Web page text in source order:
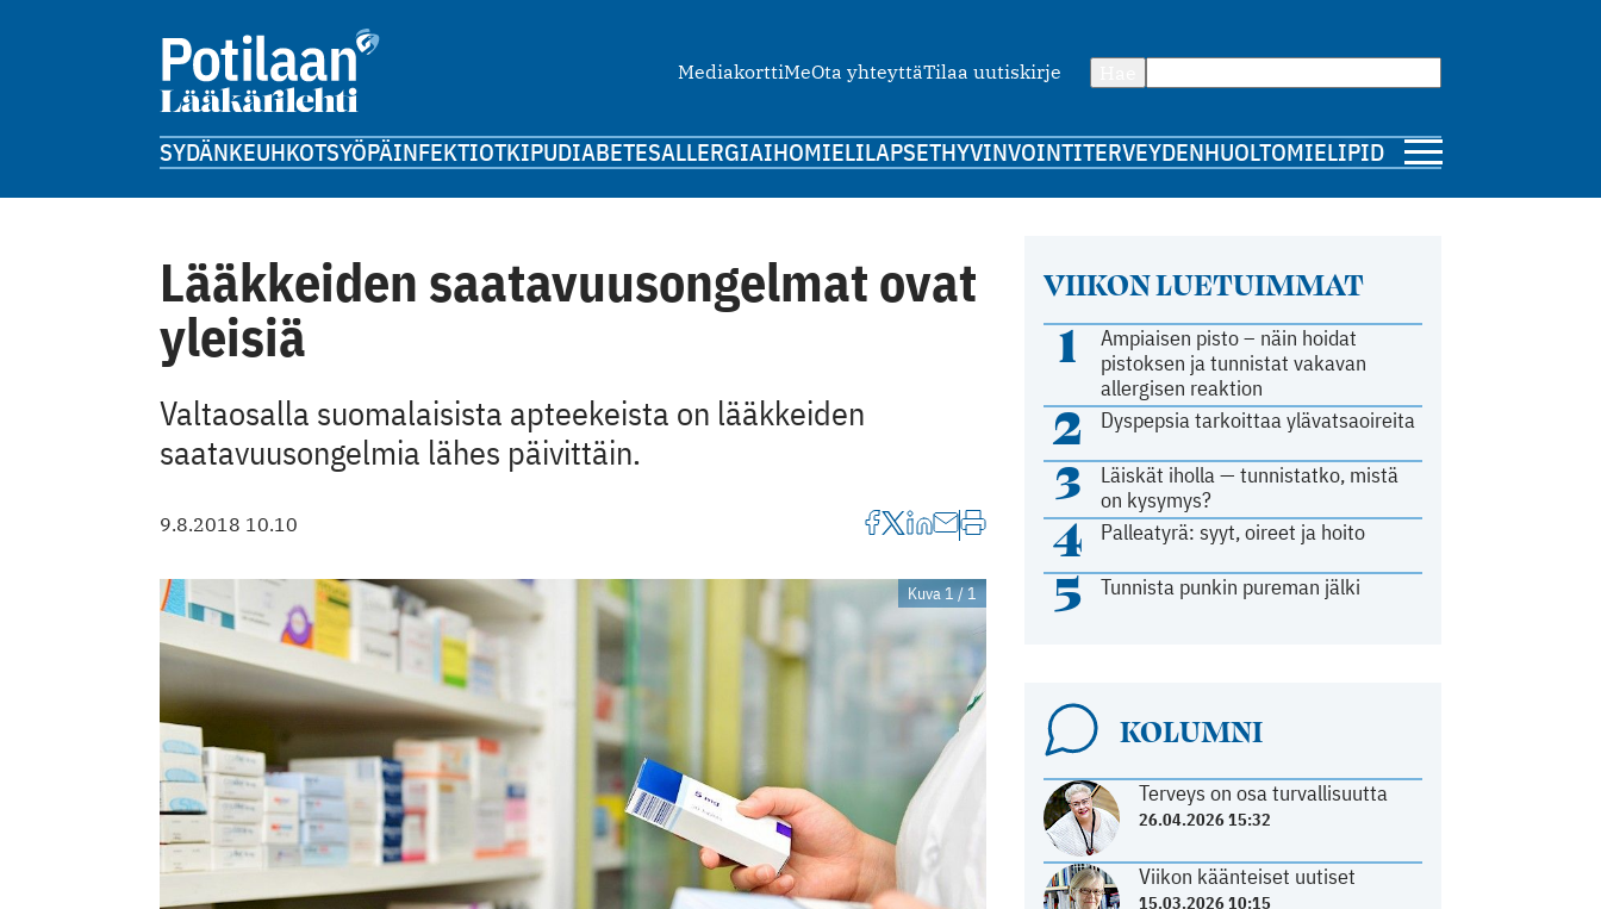
MediakorttiMeOta yhteyttäTilaa uutiskirje
SYDÄNKEUHKOTSYÖPÄINFEKTIOTKIPUDIABETESALLERGIAIHOMIELILAPSETHYVINVOINTITERVEYDENHUOLTOMIELIPIDE
VIIKON LUETUIMMAT
1
Ampiaisen pisto – näin hoidat
pistoksen ja tunnistat vakavan
allergisen reaktion
2 Dyspepsia tarkoittaa ylävatsaoireita
3
Läiskät iholla — tunnistatko, mistä
on kysymys?
4 Palleatyrä: syyt, oireet ja hoito
5 Tunnista punkin pureman jälki
KOLUMNI
Terveys on osa turvallisuutta
26.04.2026 15:32
Viikon käänteiset uutiset
15.03.2026 10:15
Lääkkeiden saatavuusongelmat ovat
yleisiä
Valtaosalla suomalaisista apteekeista on lääkkeiden
saatavuusongelmia lähes päivittäin.
9.8.2018 10.10
Kuva 1 / 1